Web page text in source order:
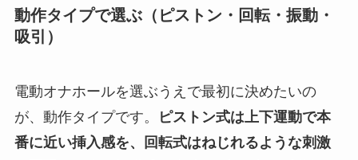
動作タイプで選ぶ（ピストン・回転・振動・
吸引）
電動オナホールを選ぶうえで最初に決めたいの
が、動作タイプです。
ピストン式は上下運動で本
番に近い挿入感を、回転式はねじれるような刺激